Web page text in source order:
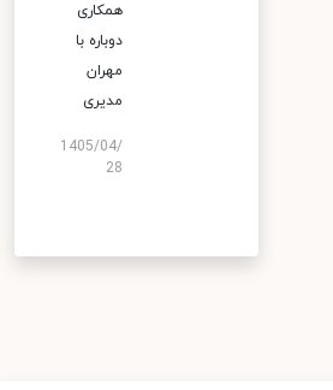
همکاری
دوباره با
مهران
مدیری
1405/04/
28